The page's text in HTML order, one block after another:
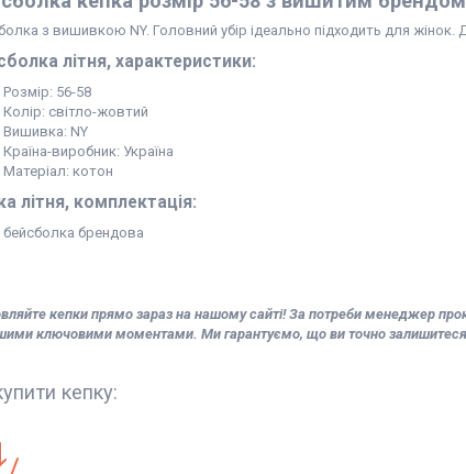
з вишивкою NY. Головний убір ідеально підходить для
літня, характеристики:
Розмір: 56-58
Колір: світло-жовтий
Вишивка: NY
Країна-виробник: Україна
Матеріал: котон
літня, комплектація:
бейсболка брендова
кепки прямо зараз на нашому сайті! За потреби менеджер
ключовими моментами. Ми гарантуємо, що ви точно залишитеся
кепку: